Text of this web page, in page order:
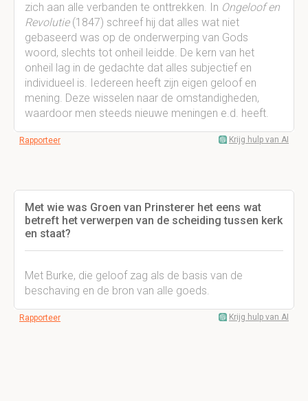
zich aan alle verbanden te onttrekken. In Ongeloof en
Revolutie(1847) schreef hij dat alles wat niet
gebaseerd was op de onderwerping van Gods
woord, slechts tot onheil leidde. De kern van het
onheil lag in de gedachte dat alles subjectief en
individueel is. Iedereen heeft zijn eigen geloof en
mening. Deze wisselen naar de omstandigheden,
waardoor men steeds nieuwe meningen e.d. heeft.
Rapporteer Krijg hulp van AI
Met wie was Groen van Prinsterer het eens wat
betreft het verwerpen van de scheiding tussen kerk
en staat?
Met Burke, die geloof zag als de basis van de
beschaving en de bron van alle goeds.
Rapporteer Krijg hulp van AI